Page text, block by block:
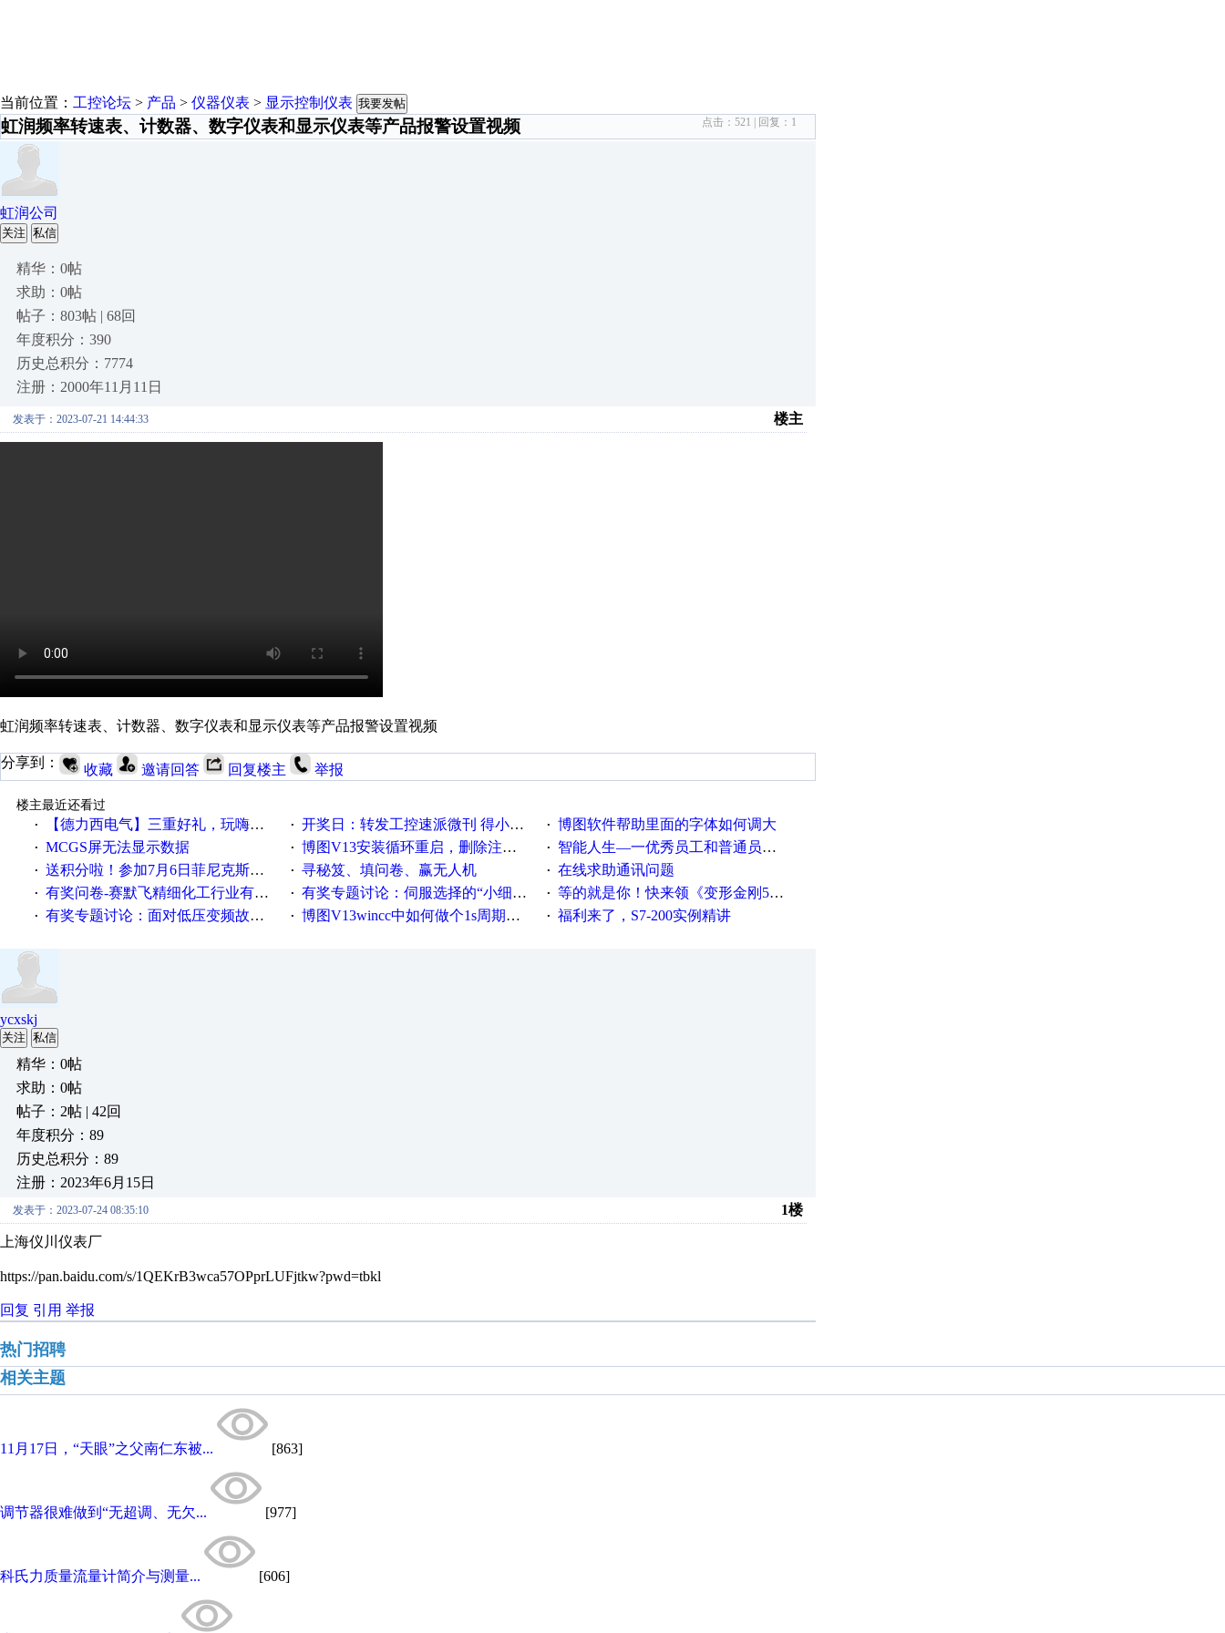
当前位置： 工控论坛 > 产品 > 仪器仪表 > 显示控制仪表 我要发帖
虹润频率转速表、计数器、数字仪表和显示仪表等产品报警设置视频 点击： 521 | 回复： 1
虹润公司
关注 私信
精华：0帖
求助：0帖
帖子：803帖 | 68回
年度积分：390
历史总积分：7774
注册：2000年11月11日
发表于：2023-07-21 14:44:33 楼主
虹润频率转速表、计数器、数字仪表和显示仪表等产品报警设置视频
分享到： 收藏 邀请回答 回复楼主 举报
楼主最近还看过
·
【德力西电气】三重好礼，玩嗨夏日！ · 开奖日：转发工控速派微刊 得小米手环 中奖通知 · 博图软件帮助里面的字体如何调大
· MCGS屏无法显示数据 · 博图V13安装循环重启，删除注册表信息没有用 · 智能人生—一优秀员工和普通员工差别，精辟到位！
· 送积分啦！参加7月6日菲尼克斯在线研讨会即得 · 寻秘笈、填问卷、赢无人机 · 在线求助通讯问题
· 有奖问卷-赛默飞精细化工行业有奖调查来袭！ · 有奖专题讨论：伺服选择的“小细节大学问”奖励公告 · 等的就是你！快来领《变形金刚5》观影券
· 有奖专题讨论：面对低压变频故障，老手是这样解决的！ · 博图V13wincc中如何做个1s周期循环的脚本 · 福利来了，S7-200实例精讲
ycxskj
关注 私信
精华：0帖
求助：0帖
帖子：2帖 | 42回
年度积分：89
历史总积分：89
注册：2023年6月15日
发表于：2023-07-24 08:35:10 1楼
上海仪川仪表厂
https://pan.baidu.com/s/1QEKrB3wca57OPprLUFjtkw?pwd=tbkl
回复 引用 举报
热门招聘
相关主题
11月17日，“天眼”之父南仁东被... [863]
调节器很难做到“无超调、无欠... [977]
科氏力质量流量计简介与测量... [606]